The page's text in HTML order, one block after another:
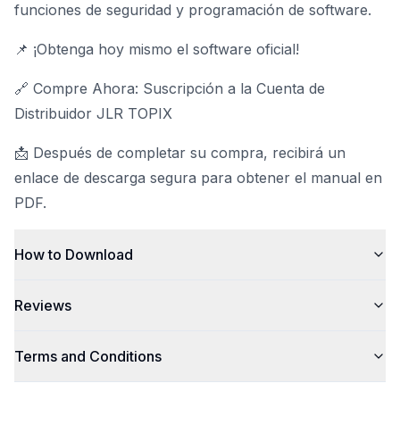
funciones de seguridad y programación de software.
📌 ¡Obtenga hoy mismo el software oficial!
🔗 Compre Ahora: Suscripción a la Cuenta de
Distribuidor JLR TOPIX
📩 Después de completar su compra, recibirá un
enlace de descarga segura para obtener el manual en
PDF.
How to Download
Reviews
Terms and Conditions